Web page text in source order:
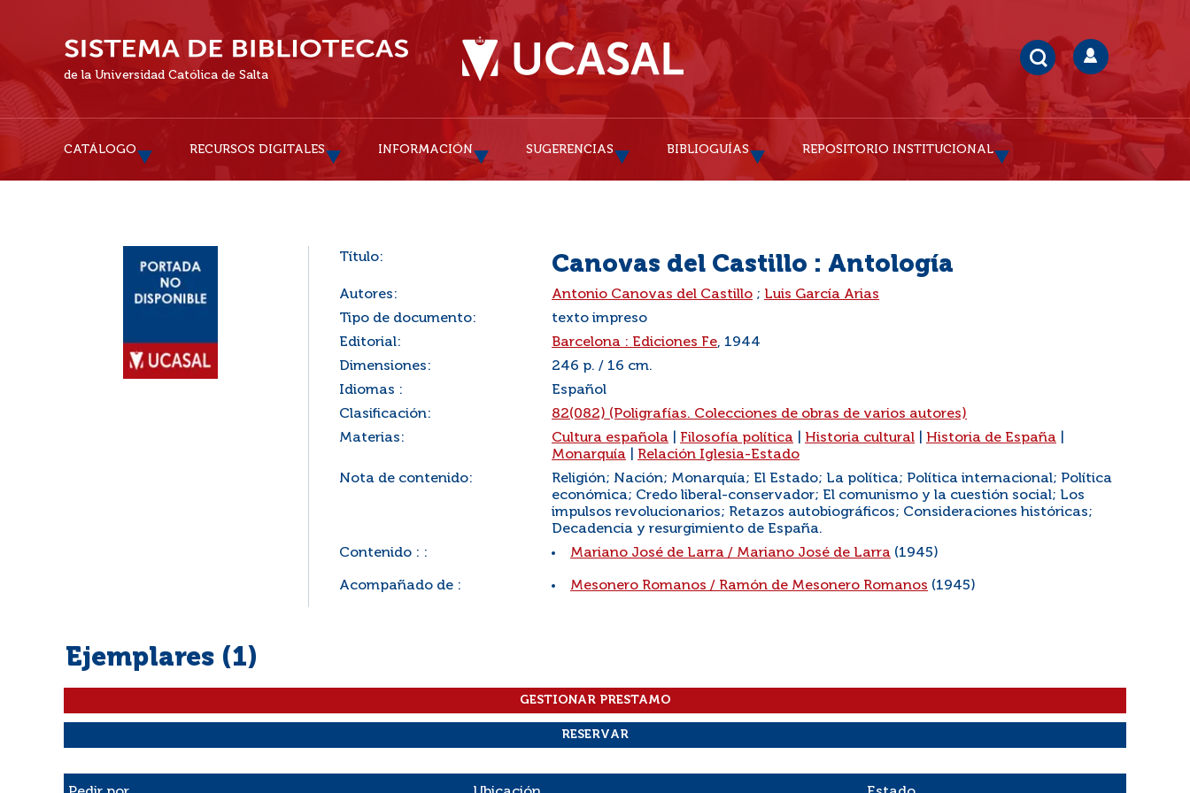
de la Universidad Católica de Salta
CATÁLOGO RECURSOS DIGITALES INFORMACIÓN SUGERENCIAS BIBLIOGUÍAS REPOSITORIO INSTITUCIONAL
Título: Canovas del Castillo : Antología
Autores: Antonio Canovas del Castillo ; Luis García Arias
Tipo de documento:
texto impreso
Editorial:
Barcelona : Ediciones Fe, 1944
Dimensiones:
246 p. / 16 cm.
Idiomas :
Español
Clasificación:
82(082) (Poligrafías. Colecciones de obras de varios autores)
Materias:
Cultura española Filosofía política Historia cultural Historia de España
Monarquía
Relación Iglesia-Estado
Nota de contenido:
Religión; Nación; Monarquía; El Estado; La política; Política internacional; Política
económica; Credo liberal-conservador; El comunismo y la cuestión social; Los
impulsos revolucionarios; Retazos autobiográficos; Consideraciones históricas;
Decadencia y resurgimiento de España.
Contenido : :
Mariano José de Larra / Mariano José de Larra (1945)
Acompañado de : Mesonero Romanos / Ramón de Mesonero Romanos (1945)
Ejemplares (1)